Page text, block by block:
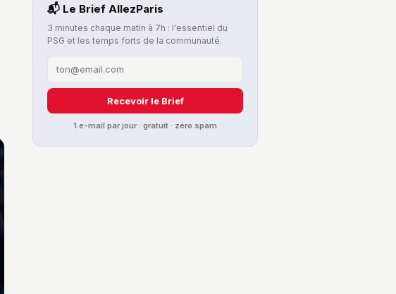
📬 Le Brief AllezParis
3 minutes chaque matin à 7h : l'essentiel du
PSG et les temps forts de la communauté.
Recevoir le Brief
1 e-mail par jour · gratuit · zéro spam